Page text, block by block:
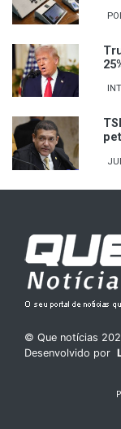
© Que notícias
Desenvolvido por